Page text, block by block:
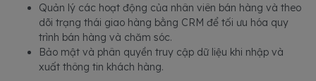
Quản lý các hoạt động của nhân viên bán hàng và theo
dõi trạng thái giao hàng bằng CRM để tối ưu hóa quy
trình bán hàng và chăm sóc.
Bảo mật và phân quyền truy cập dữ liệu khi nhập và
xuất thông tin khách hàng.